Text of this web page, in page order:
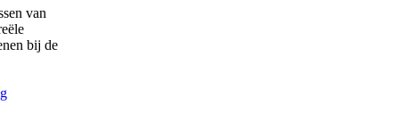
van
bij de